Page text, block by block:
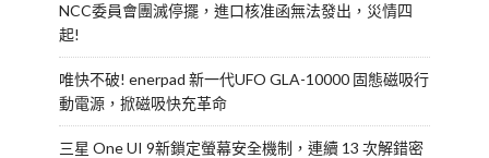
NCC委員會團滅停擺，進口核准函無法發出，災情四
起!
唯快不破! enerpad 新一代UFO GLA-10000 固態磁吸行
動電源，掀磁吸快充革命
三星 One UI 9新鎖定螢幕安全機制，連續 13 次解錯密